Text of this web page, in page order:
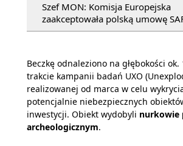
Szef MON: Komisja Europejska
zaakceptowała polską umowę
Beczkę odnaleziono na głębokości
trakcie kampanii badań UXO
realizowanej od marca w celu
potencjalnie niebezpiecznych
inwestycji. Obiekt wydobyli nurkowie
archeologicznym.